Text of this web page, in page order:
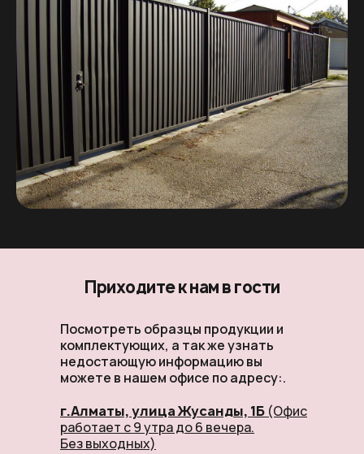
Приходите к нам в гости
Посмотреть образцы продукции и
комплектующих, а так же узнать
недостающую информацию вы
можете в нашем офисе по адресу:.
г.Алматы, улица Жусанды, 1Б (Офис
работает с 9 утра до 6 вечера.
Без выходных)